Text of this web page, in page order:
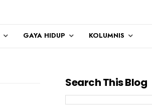
GAYA HIDUP KOLUMNIS
Search This Blog